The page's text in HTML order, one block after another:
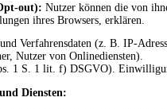
out): Nutzer können die von
ihres Browsers, erklären.
Verfahrensdaten (z. B. IP-
Nutzer von Onlinediensten).
1 S. 1 lit. f) DSGVO).
Diensten: